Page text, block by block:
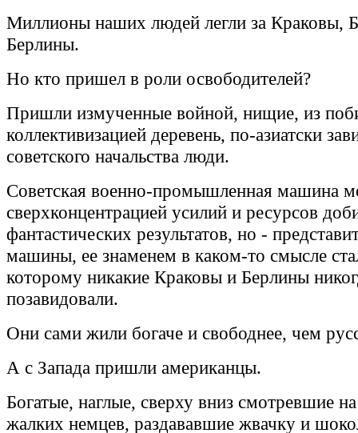
Миллионы наших людей легли за Краковы,
Берлины.
Но кто пришел в роли освободителей?
Пришли измученные войной, нищие, из
коллективизацией деревень, по-азиатски
советского начальства люди.
Советская военно-промышленная машина
сверхконцентрацией усилий и ресурсов
фантастических результатов, но -
машины, ее знаменем в каком-то смысле
которому никакие Краковы и Берлины
позавидовали.
Они сами жили богаче и свободнее, чем
А с Запада пришли американцы.
Богатые, наглые, сверху вниз смотревшие
жалких немцев, раздававшие жвачку и